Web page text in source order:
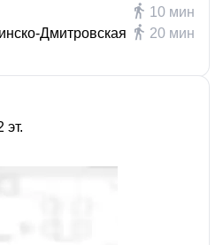
10 мин
Дмитровская
20 мин
эт.